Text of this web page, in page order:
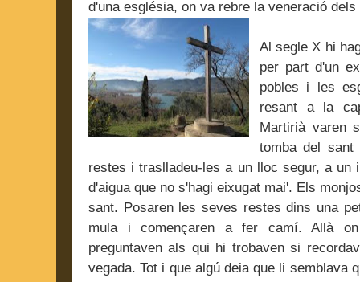
d'una església, on va rebre la veneració
Al segle X hi
per part d'un
pobles i les
resant a la
Martirià varen
tomba del
restes i traslladeu-les a un lloc segur, a un
d'aigua que no s'hagi eixugat mai'. Els
sant. Posaren les seves restes dins una
mula i començaren a fer camí. Allà
preguntaven als qui hi trobaven si
vegada. Tot i que algú deia que li semblava